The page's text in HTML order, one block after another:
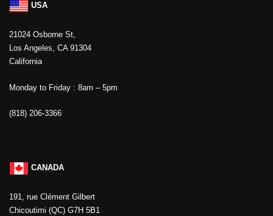
USA
21024 Osborne St,
Los Angeles, CA 91304
California
Monday to Friday : 8am – 5pm
(818) 206-3366
CANADA
191, rue Clément Gilbert
Chicoutimi (QC) G7H 5B1